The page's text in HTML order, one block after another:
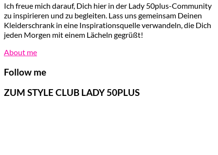
Ich freue mich darauf, Dich hier in der Lady 50plus-Community
zu inspirieren und zu begleiten. Lass uns gemeinsam Deinen
Kleiderschrank in eine Inspirationsquelle verwandeln, die Dich
jeden Morgen mit einem Lächeln gegrüßt!
About me
Follow me
ZUM STYLE CLUB LADY 50PLUS